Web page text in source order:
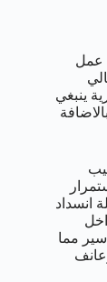
عمل
ينبغي
انسداد
مما